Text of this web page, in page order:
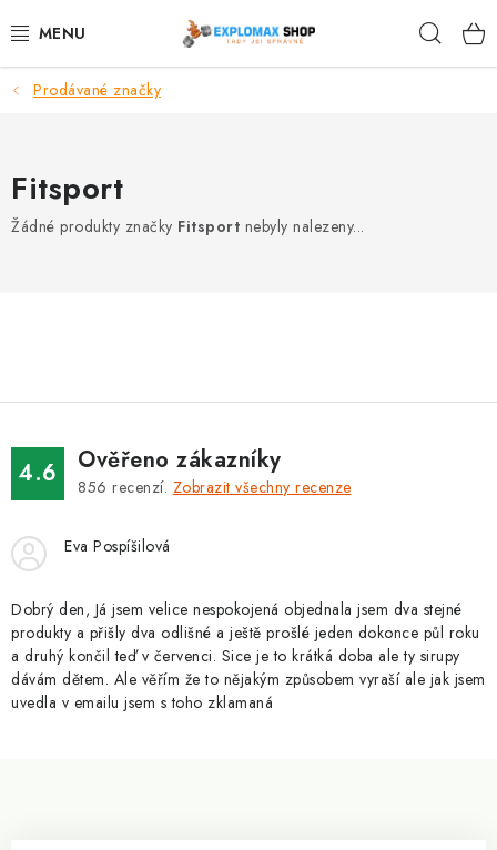
na
%AKCE
SPORTOVNÍ VÝŽIVA
ZNAČKY
Kontakty Slovník pojmů
Podmínky ochrany osobních údajů
Doprava a platba
Slevový systém
Vše o nákupu
Prodávané značky
Fitsport
Žádné produkty značky Fitsport nebyly nalezeny...
4.6 Ověřeno zákazníky
856 recenzí. Zobrazit všechny recenze
Eva Pospíšilová
Dobrý den, Já jsem velice nespokojená objednala jsem dva stejné
produkty a přišly dva odlišné a ještě prošlé jeden dokonce půl roku
a druhý končil teď v červenci. Sice je to krátká doba ale ty sirupy
dávám dětem. Ale věřím že to nějakým způsobem vyraší ale jak jsem
uvedla v emailu jsem s toho zklamaná